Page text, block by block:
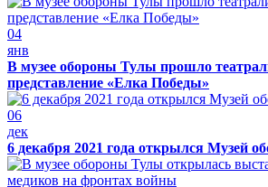
04
янв
В музее обороны Тулы прошло
представление «Елка Победы»
06
дек
6 декабря 2021 года открылся Музей